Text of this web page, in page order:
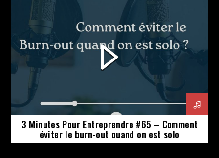
3 Minutes Pour Entreprendre #65 – Comment
éviter le burn-out quand on est solo